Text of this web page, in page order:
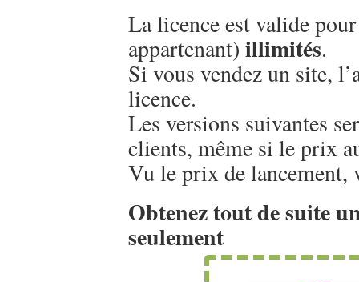
La licence est valide
appartenant) illimités.
Si vous vendez un site,
licence.
Les versions suivantes
clients, même si le prix
Vu le prix de
Obtenez tout de suite
seulement